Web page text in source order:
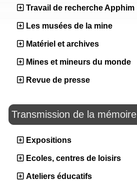
Travail de recherche Apphim
Les musées de la mine
Matériel et archives
Mines et mineurs du monde
Revue de presse
Transmission de la mémoire
Expositions
Ecoles, centres de loisirs
Ateliers éducatifs